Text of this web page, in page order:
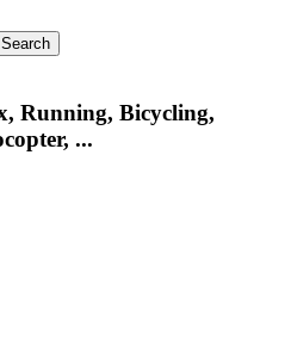
Running, Bicycling,
...